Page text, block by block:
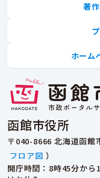
函館市役所
〒040-8666 北海道函館
フロア図 ）
開庁時間：8時45分か
著
ホーム